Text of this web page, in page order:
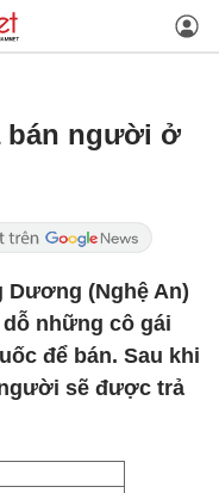
bán người ở
Dương (Nghệ An)
những cô gái
để bán. Sau khi
sẽ được trả